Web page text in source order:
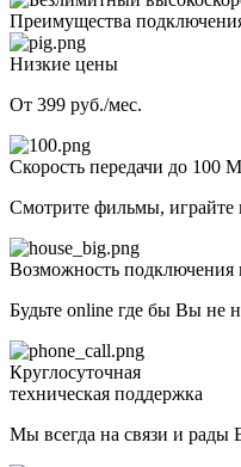
Преимущества
Низкие цены
От 399 руб./мес.
Скорость передачи до 100
Смотрите фильмы, играйте
Возможность подключения
Будьте online где бы Вы не
Круглосуточная
техническая поддержка
Мы всегда на связи и рады